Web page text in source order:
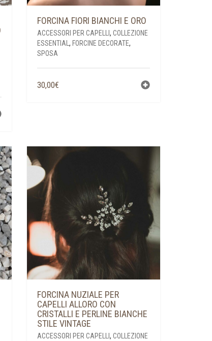
FORCINA FIORI BIANCHI E ORO
ACCESSORI PER CAPELLI, COLLEZIONE
ESSENTIAL , FORCINE DECORATE,
SPOSA
30,00€
FORCINA NUZIALE PER
CAPELLI ALLORO CON
CRISTALLI E PERLINE BIANCHE
STILE VINTAGE
ACCESSORI PER CAPELLI , COLLEZIONE